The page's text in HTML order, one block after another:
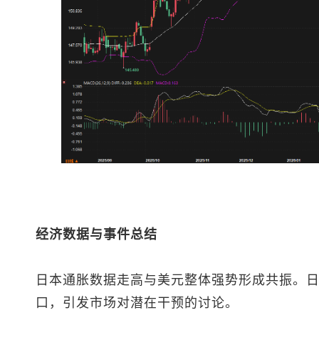
经济数据与事件总结
日本通胀数据走高与美元整体强势形成共振。
口，引发市场对潜在干预的讨论。